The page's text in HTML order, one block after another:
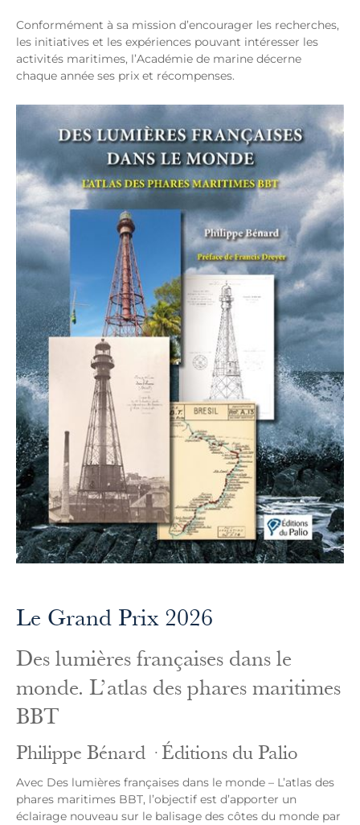
Conformément à sa mission d’encourager les recherches,
les initiatives et les expériences pouvant intéresser les
activités maritimes, l’Académie de marine décerne
chaque année ses prix et récompenses.
Le Grand Prix 2026
Des lumières françaises dans le
monde. L’atlas des phares maritimes
BBT
Philippe Bénard · Éditions du Palio
Avec Des lumières françaises dans le monde – L’atlas des
phares maritimes BBT, l’objectif est d’apporter un
éclairage nouveau sur le balisage des côtes du monde par